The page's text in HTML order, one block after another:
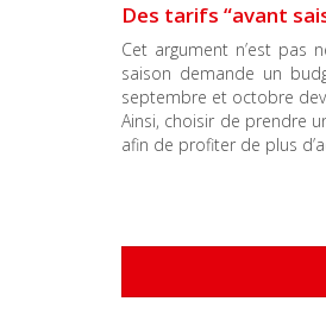
Des tarifs “avant
Cet argument n’est pas
saison demande un
septembre et octobre
Ainsi, choisir de prendre
afin de profiter de plus